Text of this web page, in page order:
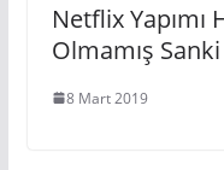
Netflix Yapımı
Olmamış Sanki
8 Mart 2019